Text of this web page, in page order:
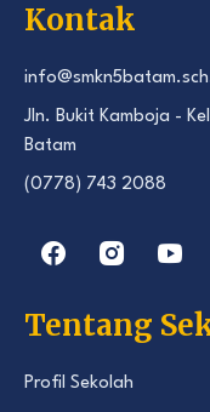
Kontak
Jln. Bukit Kamboja -
Batam
(0778) 743 2088
Tentang
Profil Sekolah